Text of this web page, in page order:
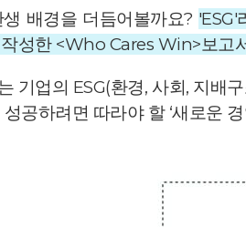
배경을 더듬어볼까요?
성한 <Who Cares Win>보고
기업의 ESG(환경, 사회, 지배
공하려면 따라야 할 ‘새로운